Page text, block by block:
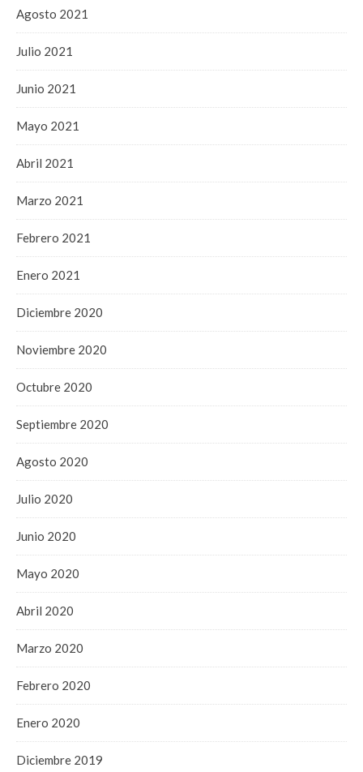
Agosto 2021
Julio 2021
Junio 2021
Mayo 2021
Abril 2021
Marzo 2021
Febrero 2021
Enero 2021
Diciembre 2020
Noviembre 2020
Octubre 2020
Septiembre 2020
Agosto 2020
Julio 2020
Junio 2020
Mayo 2020
Abril 2020
Marzo 2020
Febrero 2020
Enero 2020
Diciembre 2019